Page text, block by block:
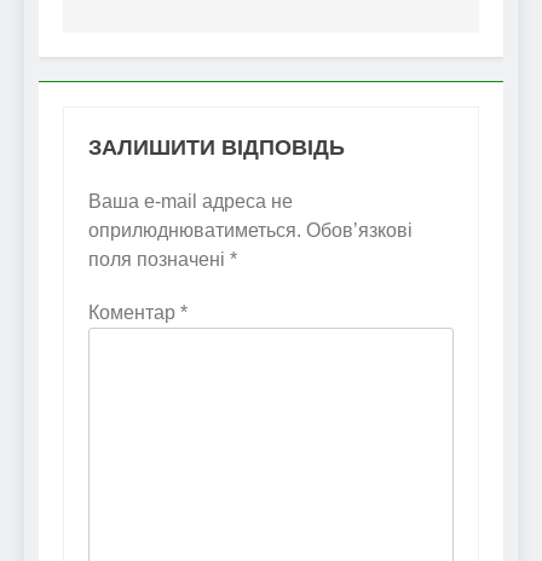
ЗАЛИШИТИ ВІДПОВІДЬ
Ваша e-mail адреса не
оприлюднюватиметься. Обов’язкові
поля позначені *
Коментар *